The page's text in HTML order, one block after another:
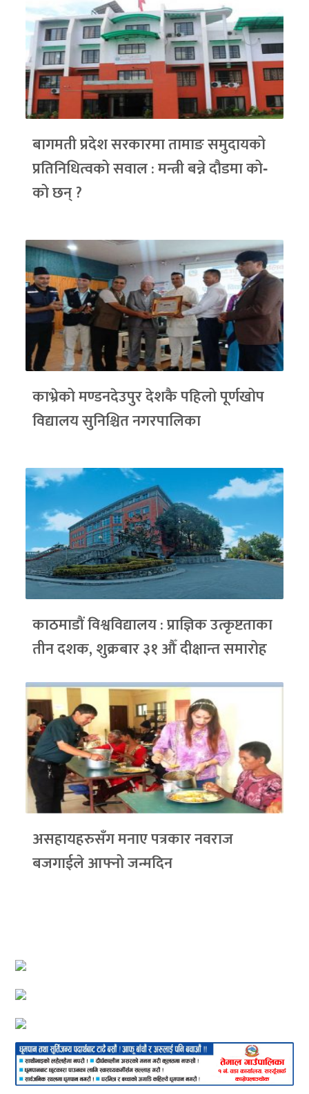
बागमती प्रदेश सरकारमा तामाङ समुदायको
प्रतिनिधित्वको सवाल : मन्त्री बन्ने दौडमा को‐
को छन् ?
काभ्रेको मण्डनदेउपुर देशकै पहिलो पूर्णखोप
विद्यालय सुनिश्चित नगरपालिका
काठमाडौं विश्वविद्यालय : प्राज्ञिक उत्कृष्टताका
तीन दशक, शुक्रबार ३१ औँ दीक्षान्त समारोह
असहायहरुसँग मनाए पत्रकार नवराज
बजगाईले आफ्नो जन्मदिन